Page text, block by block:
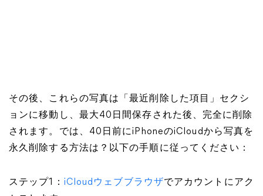
その後、これらの写真は「最近削除した項目」セクシ
ョンに移動し、最大40日間保存された後、完全に削除
されます。では、40日前にiPhoneのiCloudから写真を
永久削除する方法は？以下の手順に従ってください：
ステップ1： iCloudウェブブラウザでアカウントにアク